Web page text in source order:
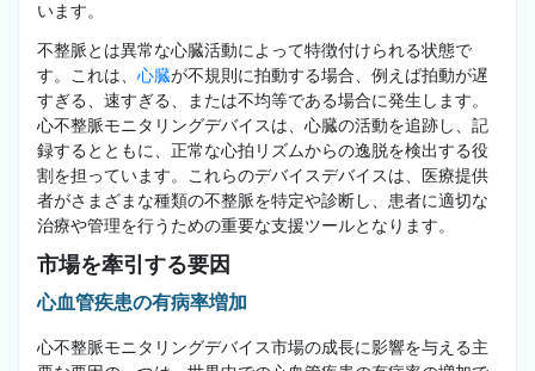
います。
不整脈とは異常な心臓活動によって特徴付けられる状態で
す。これは、 心臓が不規則に拍動する場合、例えば拍動が遅
すぎる、速すぎる、または不均等である場合に発生します。
心不整脈モニタリングデバイスは、心臓の活動を追跡し、記
録するとともに、正常な心拍リズムからの逸脱を検出する役
割を担っています。これらのデバイスデバイスは、医療提供
者がさまざまな種類の不整脈を特定や診断し、患者に適切な
治療や管理を行うための重要な支援ツールとなります。
市場を牽引する要因
心血管疾患の有病率増加
心不整脈モニタリングデバイス市場の成長に影響を与える主